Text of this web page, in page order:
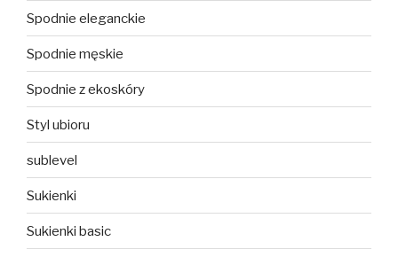
Spodnie eleganckie
Spodnie męskie
Spodnie z ekoskóry
Styl ubioru
sublevel
Sukienki
Sukienki basic